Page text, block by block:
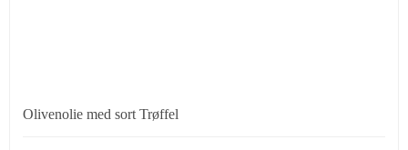
Olivenolie med sort Trøffel